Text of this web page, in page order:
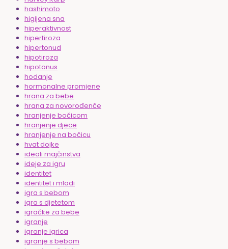
hashimoto
higijena sna
hiperaktivnost
hipertiroza
hipertonud
hipotiroza
hipotonus
hodanje
hormonalne promjene
hrana za bebe
hrana za novorođenče
hranjenje bočicom
hranjenje djece
hranjenje na bočicu
hvat dojke
ideali majčinstva
ideje za igru
identitet
identitet i mladi
igra s bebom
igra s djetetom
igračke za bebe
igranje
igranje igrica
igranje s bebom